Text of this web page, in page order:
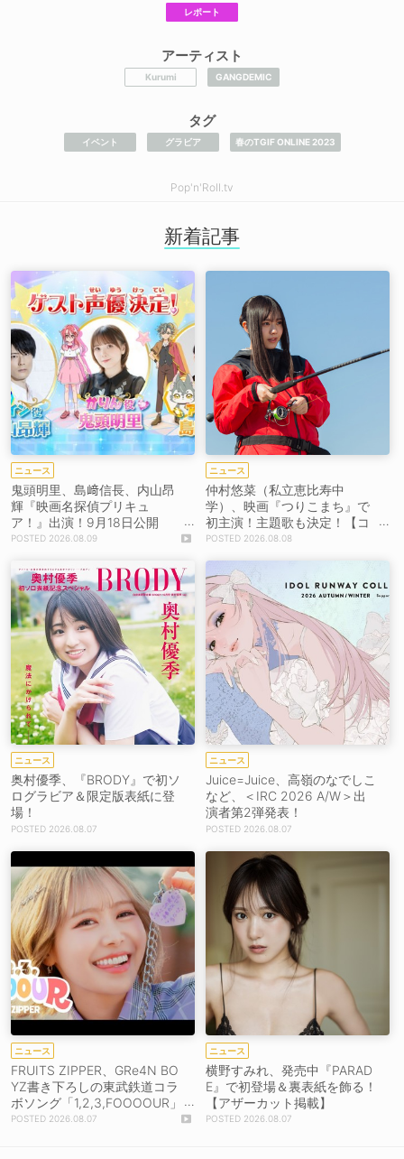
レポート
アーティスト
Kurumi GANGDEMIC
タグ
イベント グラビア 春のTGIF ONLINE 2023
Pop'n'Roll.tv
新着記事
ニュース
鬼頭明里、島﨑信長、内山昂
輝『映画名探偵プリキュ
ア！』出演！9月18日公開
【コメントあり】
2026.08.09
ニュース
仲村悠菜（私立恵比寿中
学）、映画『つりこまち』で
初主演！主題歌も決定！【コ
メントあり】
2026.08.08
ニュース
奥村優季、『BRODY』で初ソ
ログラビア＆限定版表紙に登
場！
2026.08.07
ニュース
Juice=Juice、高嶺のなでしこ
など、＜IRC 2026 A/W＞出
演者第2弾発表！
2026.08.07
ニュース
FRUITS ZIPPER、GRe4N BO
YZ書き下ろしの東武鉄道コラ
ボソング「1,2,3,FOOOOUR」
をリリース＆MV公開！
2026.08.07
ニュース
横野すみれ、発売中『PARAD
E』で初登場＆裏表紙を飾る！
【アザーカット掲載】
2026.08.07